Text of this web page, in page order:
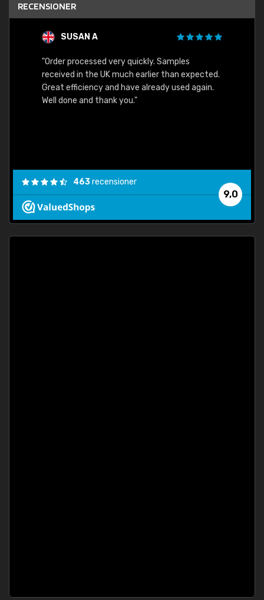
RECENSIONER
SUSAN A
"Order processed very quickly. Samples
received in the UK much earlier than expected.
Great efficiency and have already used again.
Well done and thank you."
9,0
463recensioner